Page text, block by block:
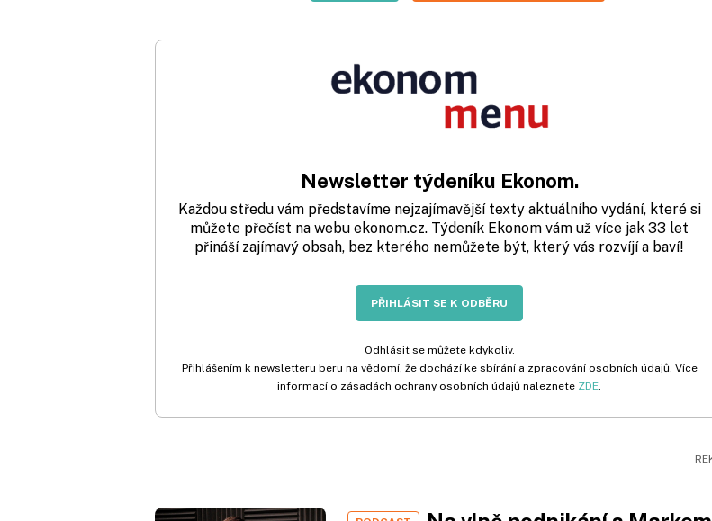
Newsletter týdeníku Ekonom.
Každou středu vám představíme nejzajímavější texty aktuálního vydání, které si
můžete přečíst na webu ekonom.cz. Týdeník Ekonom vám už více jak 33 let
přináší zajímavý obsah, bez kterého nemůžete být, který vás rozvíjí a baví!
PŘIHLÁSIT SE K ODBĚRU
Odhlásit se můžete kdykoliv.
Přihlášením k newsletteru beru na vědomí, že dochází ke sbírání a zpracování osobních údajů. Více
informací o zásadách ochrany osobních údajů naleznete ZDE